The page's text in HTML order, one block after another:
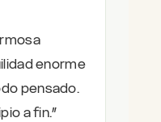
enorme
pensado.
a fin.”